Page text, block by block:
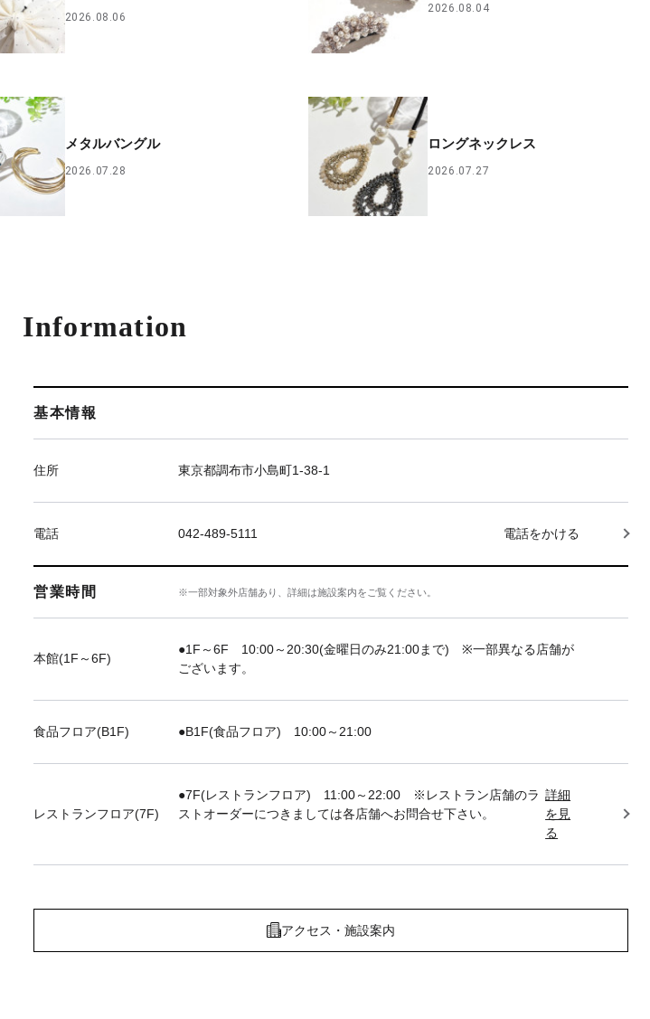
2026.08.06
2026.08.04
メタルバングル
2026.07.28
ロングネックレス
2026.07.27
Information
基本情報
住所 東京都調布市小島町1-38-1
電話 042-489-5111 電話をかける
営業時間 ※一部対象外店舗あり、詳細は施設案内をご覧ください。
本館(1F～6F)
●1F～6F 10:00～20:30(金曜日のみ21:00まで) ※一部異なる店舗が
ございます。
食品フロア(B1F) ●B1F(食品フロア) 10:00～21:00
レストランフロア(7F)
●7F(レストランフロア) 11:00～22:00 ※レストラン店舗のラ
ストオーダーにつきましては各店舗へお問合せ下さい。
詳細
を見
る
アクセス・施設案内